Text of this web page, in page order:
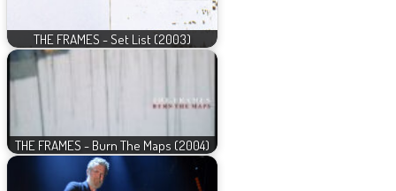
THE FRAMES - Set List (2003)
THE FRAMES - Burn The Maps (2004)